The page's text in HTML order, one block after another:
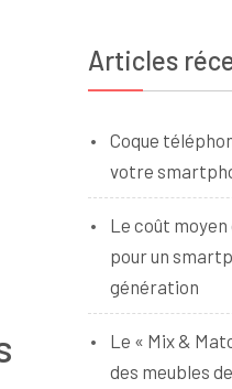
Articles
Coque
votre
Le coût moyen
pour un
génération
Le « Mix &
des meubles